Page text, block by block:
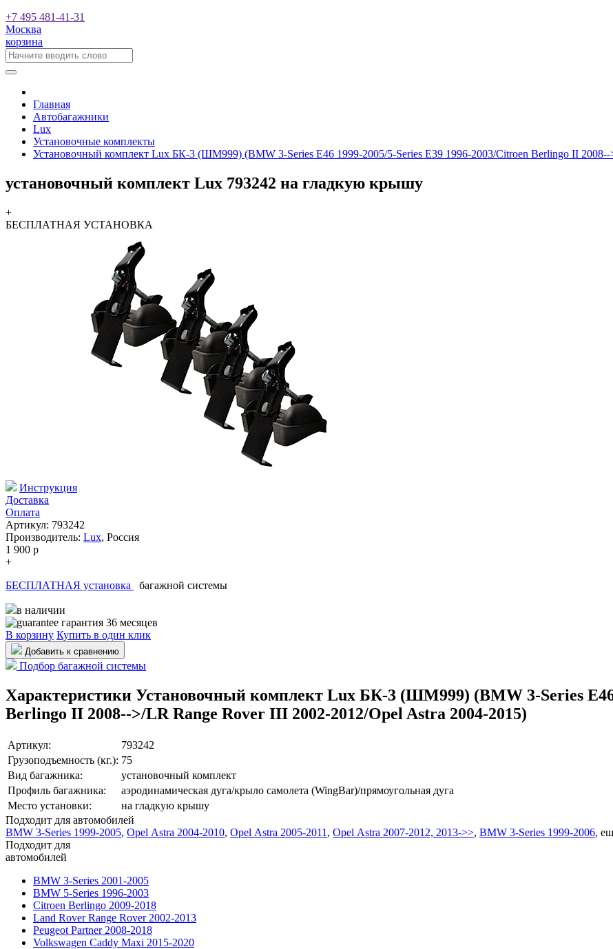
+7 495 481-41-31
Москва
корзина
Главная
Автобагажники
Lux
Установочные комплекты
Установочный комплект Lux БК-3 (ШМ999) (BMW 3-Series E46 1999-2005/5-Series E39 1996-2003/Citroen Berlingo II
установочный комплект Lux 793242 на гладкую крышу
+
БЕСПЛАТНАЯ УСТАНОВКА
Инструкция
Доставка
Оплата
Артикул: 793242
Производитель: Lux, Россия
1 900 p
+
БЕСПЛАТНАЯ установка
багажной системы
в наличии
гарантия 36 месяцев
В корзину Купить в один клик
Добавить к сравнению
Подбор багажной системы
Характеристики Установочный комплект Lux БК-3 (ШМ999) (BMW 3-Series E46
Berlingo II 2008-->/LR Range Rover III 2002-2012/Opel Astra 2004-2015)
Артикул:
793242
Грузоподъемность (кг.): 75
Вид багажника:
установочный комплект
Профиль багажника:
аэродинамическая дуга/крыло самолета (WingBar)/прямоугольная дуга
Место установки:
на гладкую крышу
Подходит для автомобилей
BMW 3-Series 1999-2005, Opel Astra 2004-2010, Opel Astra 2005-2011 , Opel Astra 2007-2012, 2013->>, BMW 3-Series 1999-2006,
Подходит для
автомобилей
BMW 3-Series 2001-2005
BMW 5-Series 1996-2003
Citroen Berlingo 2009-2018
Land Rover Range Rover 2002-2013
Peugeot Partner 2008-2018
Volkswagen Caddy Maxi 2015-2020